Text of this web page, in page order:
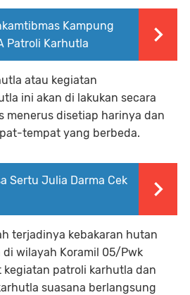
Kampung
Patroli Karhutla
atau kegiatan
ini akan di lakukan secara
menerus disetiap harinya dan
tempat yang berbeda.
Sertu Julia Darma Cek
terjadinya kebakaran hutan
wilayah Koramil 05/Pwk
kegiatan patroli karhutla dan
suasana berlangsung